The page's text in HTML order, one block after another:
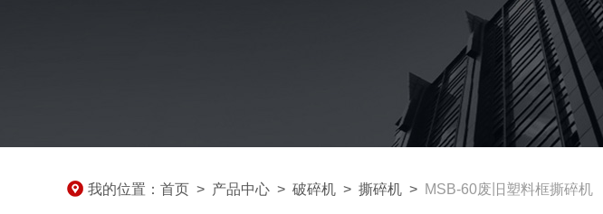
我的位置： 首页 > 产品中心 > 破碎机 > 撕碎机 > MSB-60废旧塑料框撕碎机